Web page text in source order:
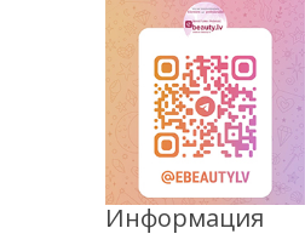
Информация